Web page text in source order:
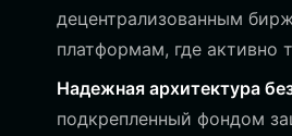
децентрализованным
платформам, где активно
Надежная архитектура
подкрепленный фондом